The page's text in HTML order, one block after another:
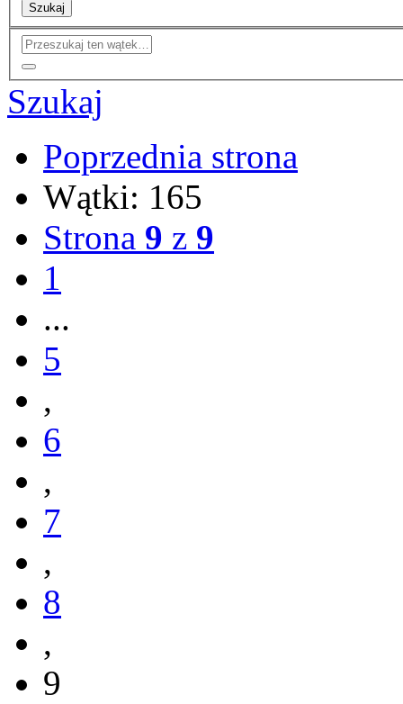
Szukaj
Szukaj
Poprzednia strona
Wątki: 165
Strona 9 z 9
1
...
5
,
6
,
7
,
8
,
9